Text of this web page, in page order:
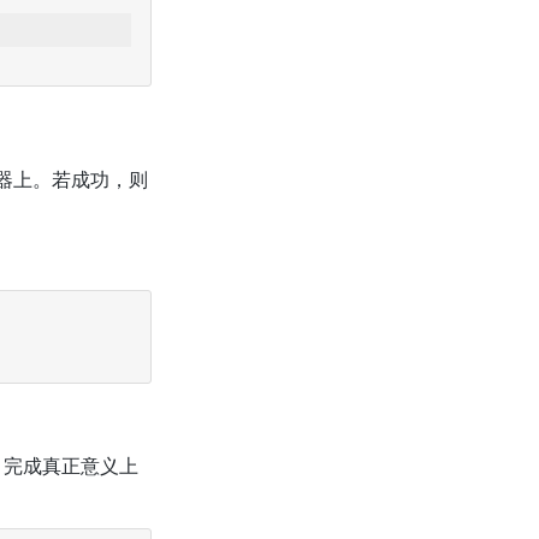
上。若成功，则
成真正意义上